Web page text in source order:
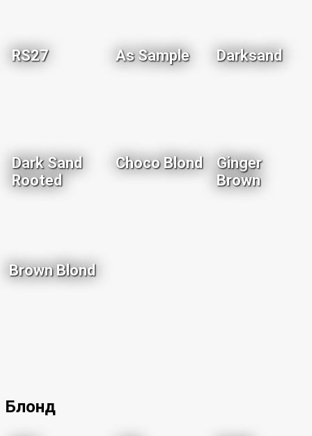
RS27 As Sample Darksand
Dark Sand
Rooted
Choco Blond
Ginger
Brown
Brown Blond
Блонд